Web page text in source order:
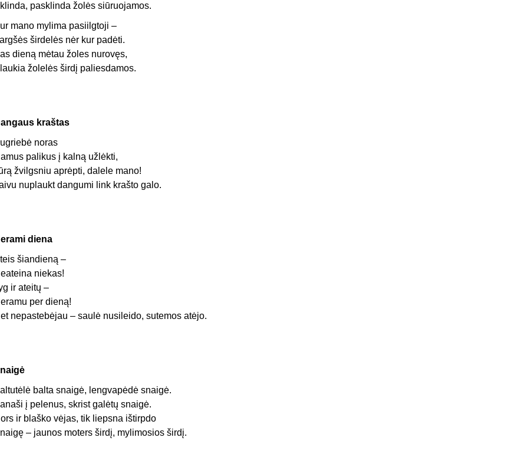
pasklinda žolės siūruojamos.
mano mylima pasiilgtoji –
širdelės nėr kur padėti.
dieną mėtau žoles nurovęs,
žolelės širdį paliesdamos.
kraštas
noras
palikus į kalną užlėkti,
žvilgsniu aprėpti, dalele mano!
nuplaukt dangumi link krašto galo.
diena
šiandieną –
niekas!
ir ateitų –
per dieną!
nepastebėjau – saulė nusileido, sutemos atėjo.
balta snaigė, lengvapėdė snaigė.
į pelenus, skrist galėtų snaigė.
ir blaško vėjas, tik liepsna ištirpdo
– jaunos moters širdį, mylimosios širdį.